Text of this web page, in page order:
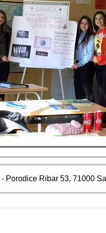
- Porodice Ribar 53, 71000